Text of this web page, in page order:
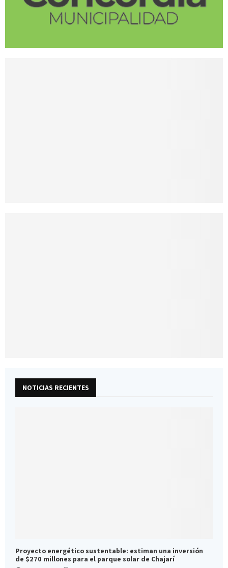
NOTICIAS RECIENTES
Proyecto energético sustentable: estiman una inversión
de $270 millones para el parque solar de Chajarí